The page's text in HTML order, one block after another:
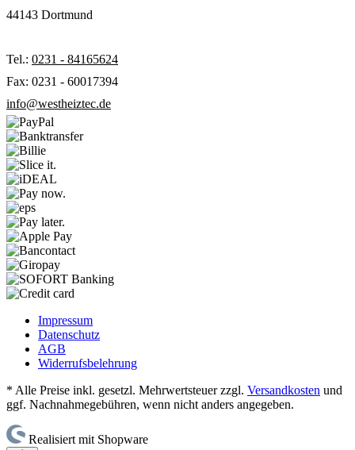
44143 Dortmund
Tel.: 0231 - 84165624
Fax: 0231 - 60017394
info@westheiztec.de
Impressum
Datenschutz
AGB
Widerrufsbelehrung
* Alle Preise inkl. gesetzl. Mehrwertsteuer zzgl. Versandkosten und
ggf. Nachnahmegebühren, wenn nicht anders angegeben.
Realisiert mit Shopware